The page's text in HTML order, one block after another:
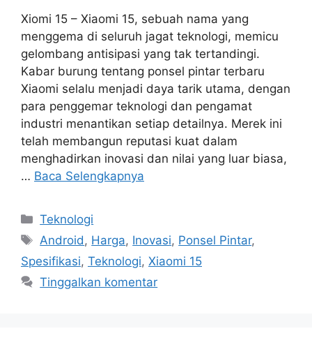
Xiomi 15 – Xiaomi 15, sebuah nama yang
menggema di seluruh jagat teknologi, memicu
gelombang antisipasi yang tak tertandingi.
Kabar burung tentang ponsel pintar terbaru
Xiaomi selalu menjadi daya tarik utama, dengan
para penggemar teknologi dan pengamat
industri menantikan setiap detailnya. Merek ini
telah membangun reputasi kuat dalam
menghadirkan inovasi dan nilai yang luar biasa,
… Baca Selengkapnya
Kategori
Teknologi
Tag
Android , Harga, Inovasi, Ponsel Pintar,
Spesifikasi, Teknologi, Xiaomi 15
Tinggalkan komentar